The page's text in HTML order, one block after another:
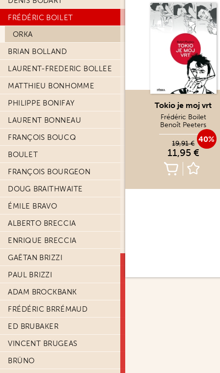
FRÉDÉRIC BOILET
ORKA
BRIAN BOLLAND
LAURENT-FREDERIC BOLLEE
MATTHIEU BONHOMME
PHILIPPE BONIFAY
LAURENT BONNEAU
FRANÇOIS BOUCQ
BOULET
FRANÇOIS BOURGEON
DOUG BRAITHWAITE
ÉMILE BRAVO
ALBERTO BRECCIA
ENRIQUE BRECCIA
GAËTAN BRIZZI
PAUL BRIZZI
ADAM BROCKBANK
FRÉDÉRIC BRRÉMAUD
ED BRUBAKER
VINCENT BRUGEAS
BRÜNO
Tokio je moj vrt
Frédéric Boilet
Benoît Peeters
40%
19,91 €
11,95 €